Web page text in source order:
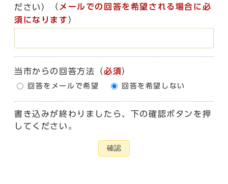
ださい）
（ メールでの回答を希望される場合に必
須になります ）
当市からの回答方法 （必須）
回答をメールで希望 回答を希望しない
書き込みが終わりましたら、下の確認ボタンを押
してください。
確認